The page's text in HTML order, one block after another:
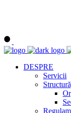
DESPRE
Servicii